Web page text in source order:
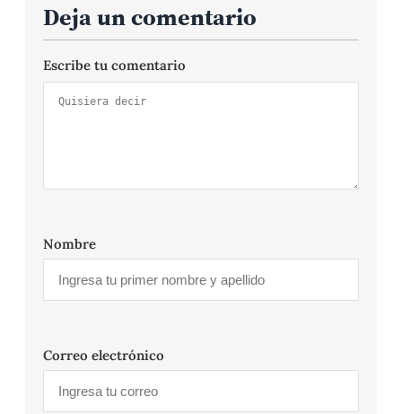
Deja un comentario
Escribe tu comentario
Nombre
Correo electrónico